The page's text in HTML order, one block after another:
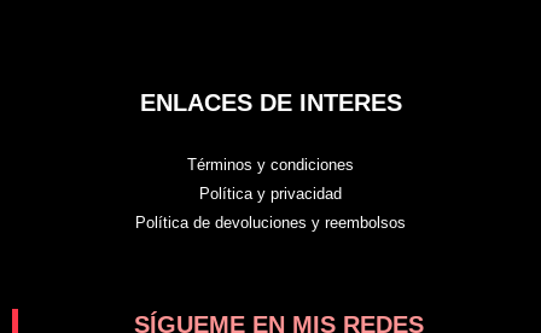
ENLACES DE INTERES
Términos y condiciones
Política y privacidad
Política de devoluciones y reembolsos
SÍGUEME EN MIS REDES